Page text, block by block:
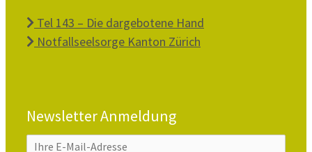
Tel 143 – Die dargebotene Hand
Notfallseelsorge Kanton Zürich
Newsletter Anmeldung